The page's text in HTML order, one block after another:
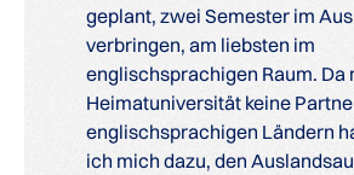
geplant, zwei Semester im
verbringen, am liebsten im
englischsprachigen Raum. Da
Heimatuniversität keine
englischsprachigen Ländern
ich mich dazu, den